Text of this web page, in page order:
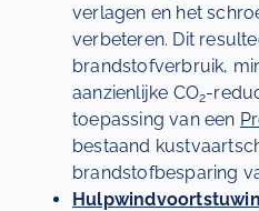
verlagen en het
verbeteren. Dit
brandstofverbruik,
aanzienlijke CO2-
toepassing van een
bestaand
brandstofbesparing